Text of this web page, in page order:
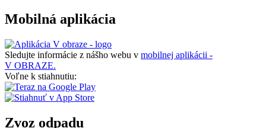
Mobilná aplikácia
Sledujte informácie z nášho webu v mobilnej aplikácii -
V OBRAZE.
Voľne k stiahnutiu:
Zvoz odpadu